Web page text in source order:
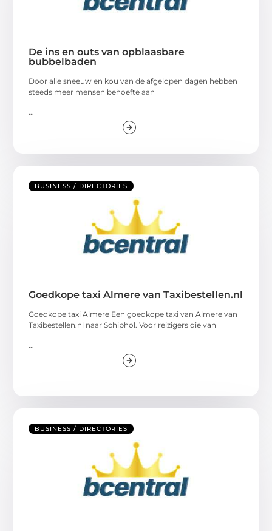
De ins en outs van opblaasbare
bubbelbaden
Door alle sneeuw en kou van de afgelopen dagen hebben
steeds meer mensen behoefte aan
BUSINESS / DIRECTORIES
Goedkope taxi Almere van Taxibestellen.nl
Goedkope taxi Almere Een goedkope taxi van Almere van
Taxibestellen.nl naar Schiphol. Voor reizigers die van
BUSINESS / DIRECTORIES